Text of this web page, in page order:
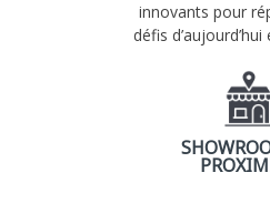
innovants pour
défis